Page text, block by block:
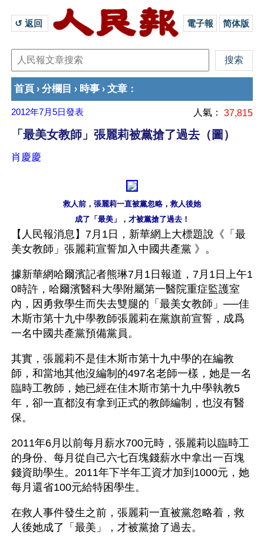
↺ 返回 電子報 简体版
首頁 › 分欄目 › 時事 › 文章 ：
2012年7月5日發表 人氣： 37,815
「最美女教師」張麗莉被黨搶了過去（圖）
肖慶慶
救人前，張麗莉一直被黨忽略，救人後她
成了「最美」，才被黨搶了過去！
【人民報消息】7月1日，新華網上大標題說《「最
美女教師」張麗莉宣誓加入中國共產黨 》。
據新華網哈爾濱記者熊琳7月1日報道，7月1日上午1
0時許，哈爾濱醫科大學附屬第一醫院重症監護室
內，因勇救學生而失去雙腿的「最美女教師」──佳
木斯市第十九中學教師張麗莉在黨旗前宣誓，成爲
一名中國共產黨預備黨員。
其實，張麗莉不是佳木斯市第十九中學的在編教
師，和當地其他沒編制的497名老師一樣，她是一名
臨時工教師，她已經在佳木斯市第十九中學執教5
年，卻一直都沒有拿到正式的教師編制，也沒有醫
保。
2011年6月以前每月薪水700元時，張麗莉以臨時工
的身份、每月從自己六七百塊錢薪水中拿出一百塊
錢資助學生。2011年下半年工資才加到1000元，她
每月還省100元給特困學生。
在救人事件發生之前，張麗莉一直被黨忽略着，救
人後她成了「最美」，才被黨搶了過去。